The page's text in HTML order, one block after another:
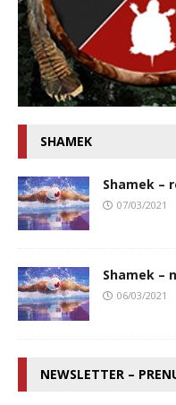
SHAMEK
Shamek –
07/03/2021
Shamek –
06/03/2021
NEWSLETTER –